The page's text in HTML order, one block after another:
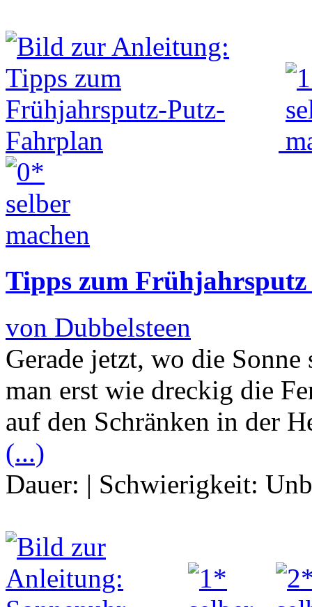
Tipps zum
von Dubbelsteen
Gerade jetzt, wo die
man erst wie dreckig die
auf den Schränken in der
(...)
Dauer: | Schwierigkeit: